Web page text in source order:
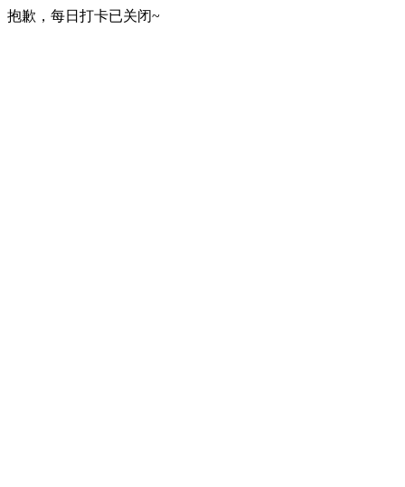
抱歉，每日打卡已关闭~